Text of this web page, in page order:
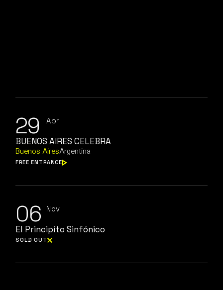
29 Apr
BUENOS AIRES CELEBRA
Buenos AiresArgentina
FREE ENTRANCE
06 Nov
El Principito Sinfónico
SOLD OUT